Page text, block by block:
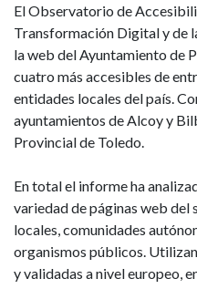
de
entidades
locales
El Observatorio de
Transformación Digital y de
la web del Ayuntamiento de
cuatro más accesibles de
entidades locales del país.
ayuntamientos de Alcoy y
Provincial de Toledo.
En total el informe ha
variedad de páginas web
locales, comunidades
organismos públicos.
y validadas a nivel europeo,